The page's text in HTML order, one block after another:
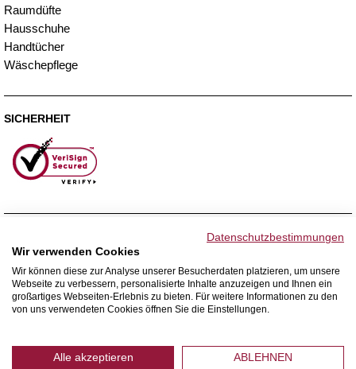
Raumdüfte
Hausschuhe
Handtücher
Wäschepflege
SICHERHEIT
WIR VERSENDEN MIT
Datenschutzbestimmungen
Wir verwenden Cookies
Wir können diese zur Analyse unserer Besucherdaten platzieren, um unsere
Webseite zu verbessern, personalisierte Inhalte anzuzeigen und Ihnen ein
großartiges Webseiten-Erlebnis zu bieten. Für weitere Informationen zu den
von uns verwendeten Cookies öffnen Sie die Einstellungen.
Alle akzeptieren ABLEHNEN